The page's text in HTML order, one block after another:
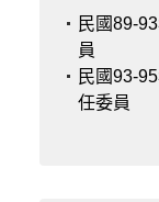
民國89-
員
民國93-
任委員